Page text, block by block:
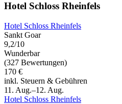
Hotel Schloss Rheinfels
Hotel Schloss Rheinfels
Sankt Goar
9,2/10
Wunderbar
(327 Bewertungen)
170 €
inkl. Steuern & Gebühren
11. Aug.–12. Aug.
Hotel Schloss Rheinfels